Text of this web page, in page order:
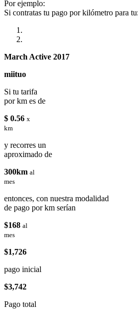
Por ejemplo:
Si contratas tu pago por kilómetro para tu:
March Active 2017
miituo
Si tu tarifa
por km es de
$ 0.56 x
km
y recorres un
aproximado de
300km al
mes
entonces, con nuestra modalidad
de pago por km serían
$168 al
mes
$1,726
pago inicial
$3,742
Pago total